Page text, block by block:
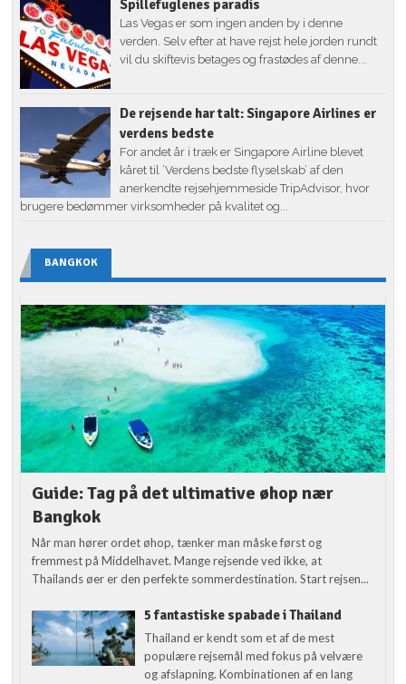
Spillefuglenes paradis
Las Vegas er som ingen anden by i denne
verden. Selv efter at have rejst hele jorden rundt
vil du skiftevis betages og frastødes af denne...
De rejsende har talt: Singapore Airlines er
verdens bedste
For andet år i træk er Singapore Airline blevet
kåret til ’Verdens bedste flyselskab’ af den
anerkendte rejsehjemmeside TripAdvisor, hvor
brugere bedømmer virksomheder på kvalitet og...
BANGKOK
Guide: Tag på det ultimative øhop nær
Bangkok
Når man hører ordet øhop, tænker man måske først og
fremmest på Middelhavet. Mange rejsende ved ikke, at
Thailands øer er den perfekte sommerdestination. Start rejsen...
5 fantastiske spabade i Thailand
Thailand er kendt som et af de mest
populære rejsemål med fokus på velvære
og afslapning. Kombinationen af en lang